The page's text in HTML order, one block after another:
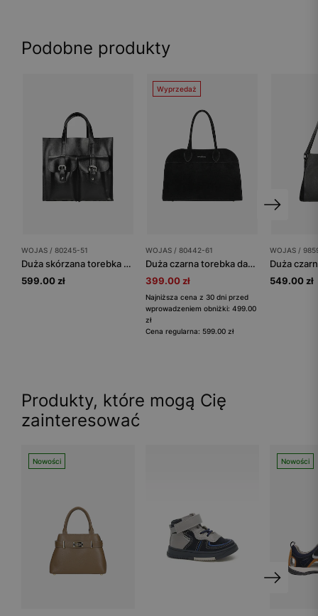
Podobne produkty
WOJAS / 80245-51
Duża skórzana torebka damska w kolorze czarnym
599.00 zł
Wyprzedaż
WOJAS / 80442-61
Duża czarna torebka damska z dwoiny
399.00 zł
Najniższa cena z 30 dni przed
wprowadzeniem obniżki: 499.00
zł
Cena regularna: 599.00 zł
WOJAS /
549.00 zł
Produkty, które mogą Cię
zainteresować
Nowości Nowości